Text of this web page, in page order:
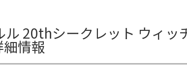
20thシークレット ウィッ
情報